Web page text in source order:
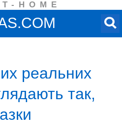
HOME
реальних
так,